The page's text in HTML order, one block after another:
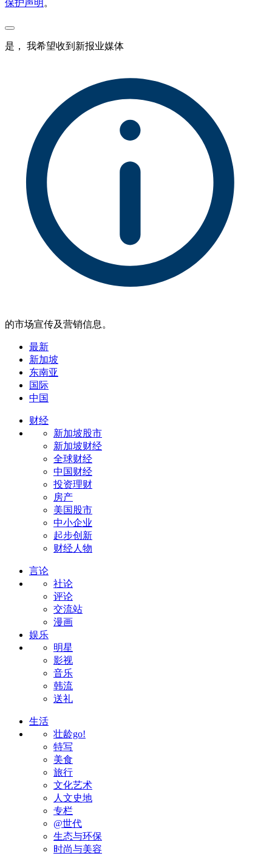
保护声明 。
是， 我希望收到新报业媒体
的市场宣传及营销信息。
最新
新加坡
东南亚
国际
中国
财经
新加坡股市
新加坡财经
全球财经
中国财经
投资理财
房产
美国股市
中小企业
起步创新
财经人物
言论
社论
评论
交流站
漫画
娱乐
明星
影视
音乐
韩流
送礼
生活
壮龄go!
特写
美食
旅行
文化艺术
人文史地
专栏
@世代
生态与环保
时尚与美容